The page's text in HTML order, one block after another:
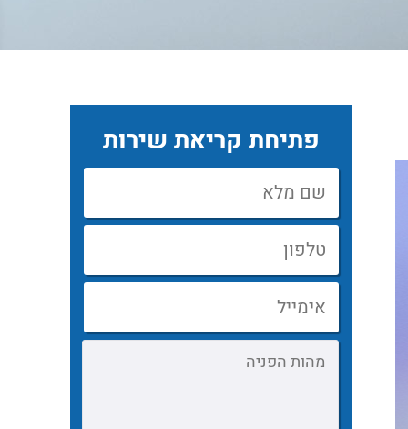
פתיחת קריאת שירות